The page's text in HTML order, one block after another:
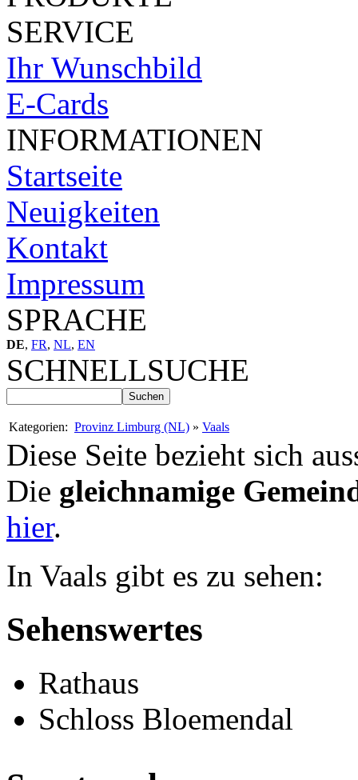
SERVICE
Ihr Wunschbild
E-Cards
INFORMATIONEN
Startseite
Neuigkeiten
Kontakt
Impressum
SPRACHE
DE, FR, NL, EN
SCHNELLSUCHE
Kategorien: Provinz Limburg (NL) » Vaals
Diese Seite bezieht sich
Die gleichnamige
hier.
In Vaals gibt es zu sehen:
Sehenswertes
Rathaus
Schloss Bloemendal